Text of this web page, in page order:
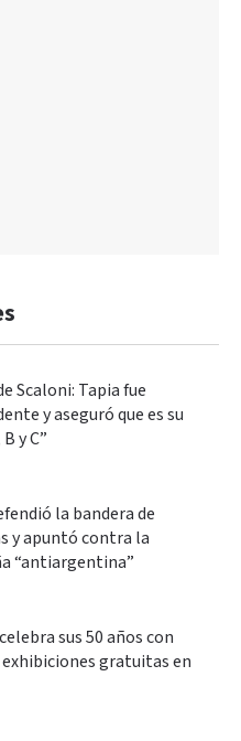
Scaloni: Tapia fue
y aseguró que es su
y C”
la bandera de
y apuntó contra la
“antiargentina”
sus 50 años con
exhibiciones gratuitas en